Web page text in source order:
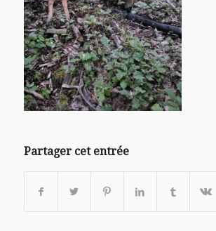
Partager cet entrée